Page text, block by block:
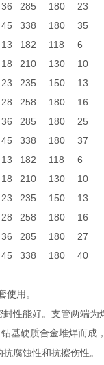
36 285 180
23
45 338 180 35
13 182 118
6
18 210 130
10
23 235 150
13
28 258 180
16
36 285 180
25
45 338 180 37
13 182 118
6
18 210 130
10
23 235 150
13
28 258 180
16
36 285 180
27
45 338 180
40
使用。
性能好。支管两端为
钻基硬质合金堆焊而成
腐蚀性和抗擦伤性。